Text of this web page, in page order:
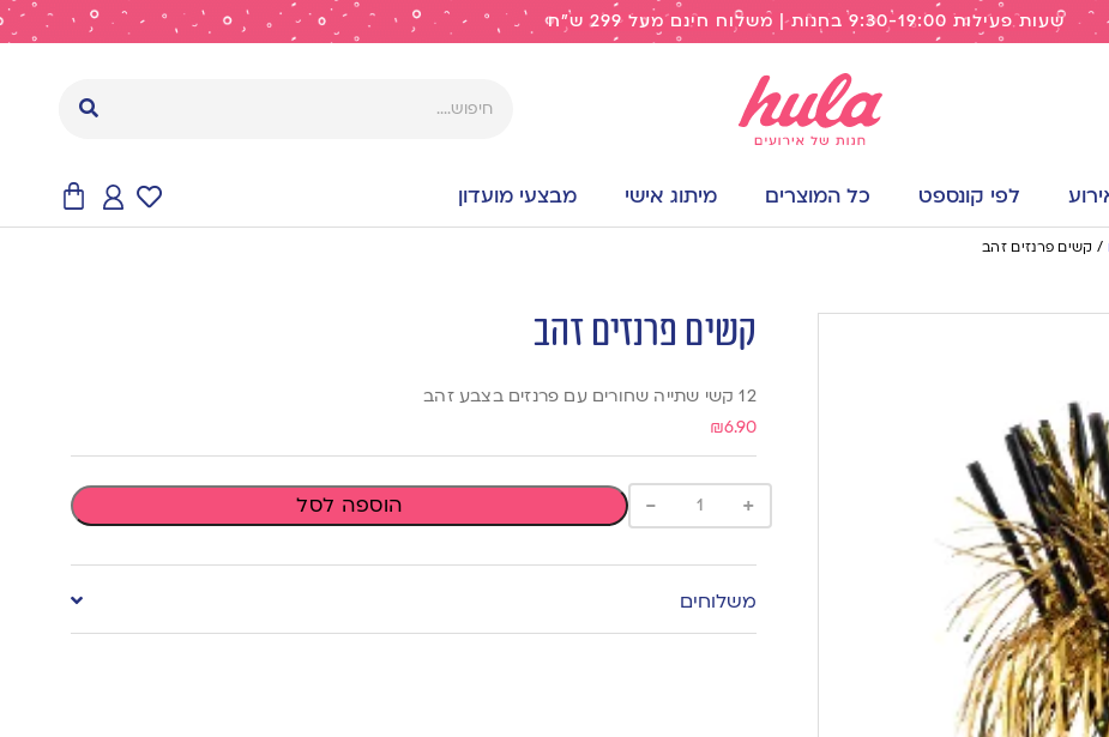
שעות פעילות 9:30-19:00 בחנות | משלוח חינם מעל 299 ש"ח
לפי קונספט כל המוצרים מיתוג אישי מבצעי מועדון
/ קשים פרנזים זהב
קשים פרנזים זהב
12 קשי שתייה שחורים עם פרנזים בצבע זהב
₪6.90
+
- הוספה לסל
משלוחים